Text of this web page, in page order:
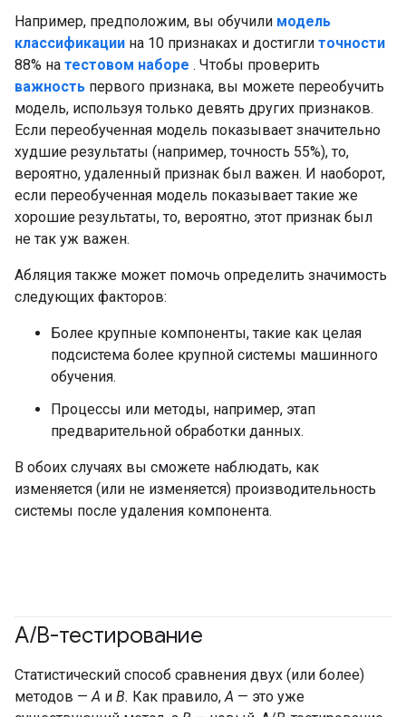
Например, предположим, вы обучили модель
классификации на 10 признаках и достигли точности
88% на тестовом наборе . Чтобы проверить
важность первого признака, вы можете переобучить
модель, используя только девять других признаков.
Если переобученная модель показывает значительно
худшие результаты (например, точность 55%), то,
вероятно, удаленный признак был важен. И наоборот,
если переобученная модель показывает такие же
хорошие результаты, то, вероятно, этот признак был
не так уж важен.
Абляция также может помочь определить значимость
следующих факторов:
Более крупные компоненты, такие как целая
подсистема более крупной системы машинного
обучения.
Процессы или методы, например, этап
предварительной обработки данных.
В обоих случаях вы сможете наблюдать, как
изменяется (или не изменяется) производительность
системы после удаления компонента.
A/B-тестирование
Статистический способ сравнения двух (или более)
методов —A и B. Как правило,A — это уже